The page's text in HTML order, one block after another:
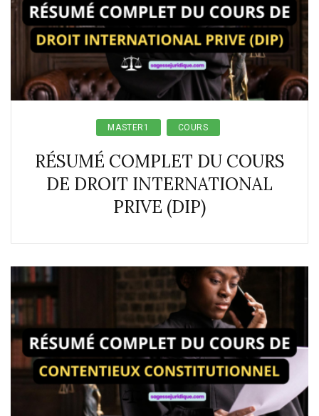
MASTER1 COURS
RÉSUMÉ COMPLET DU COURS
DE DROIT INTERNATIONAL
PRIVE (DIP)